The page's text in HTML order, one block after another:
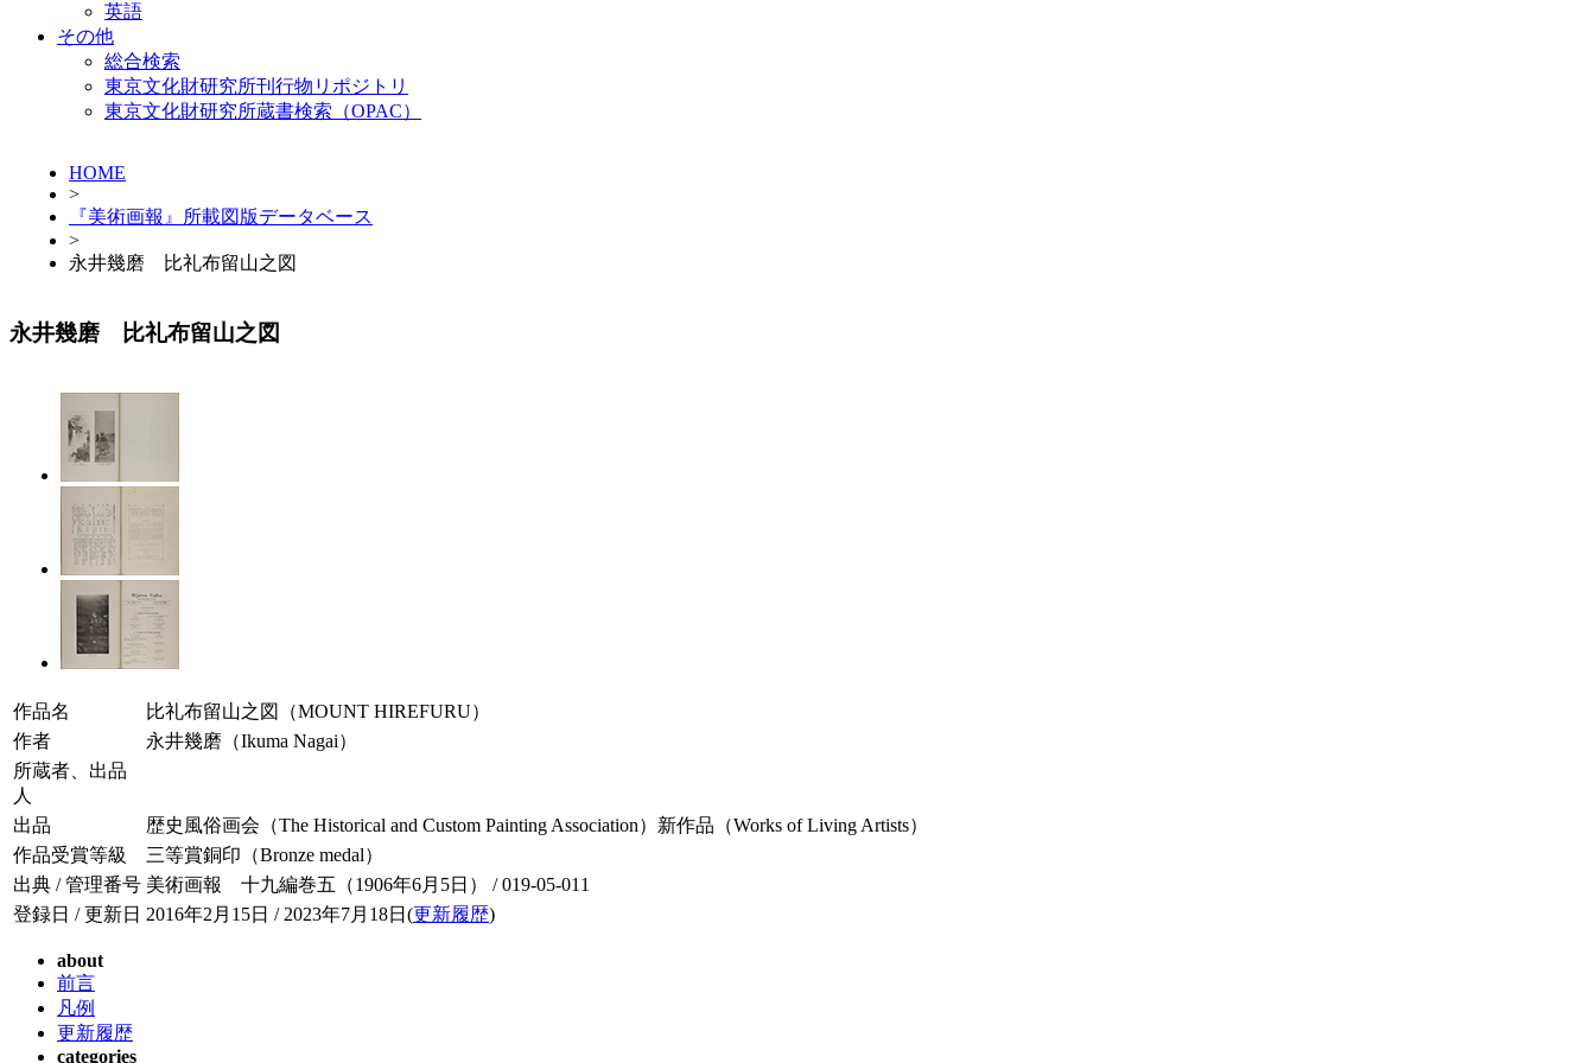
英語
その他
総合検索
東京文化財研究所刊行物リポジトリ
東京文化財研究所蔵書検索（OPAC）
HOME
>
『美術画報』所載図版データベース
>
永井幾磨 比礼布留山之図
永井幾磨 比礼布留山之図
作品名
比礼布留山之図（MOUNT HIREFURU）
作者
永井幾磨（Ikuma Nagai）
所蔵者、出品
人
出品
歴史風俗画会（The Historical and Custom Painting Association）新作品（Works of Living Artists）
作品受賞等級
三等賞銅印（Bronze medal）
出典 / 管理番号 美術画報 十九編巻五（1906年6月5日） / 019-05-011
登録日 / 更新日 2016年2月15日 / 2023年7月18日(更新履歴)
about
前言
凡例
更新履歴
categories